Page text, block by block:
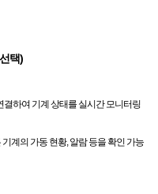
택)
결하여 기계 상태를 실시간 모니터링
계의 가동 현황, 알람 등을 확인 가능